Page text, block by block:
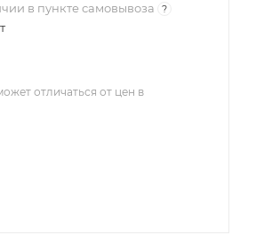
в пункте самовывоза
?
отличаться от цен в